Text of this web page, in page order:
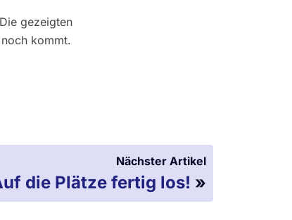
gezeigten
kommt.
Nächster Artikel
die Plätze fertig los! »